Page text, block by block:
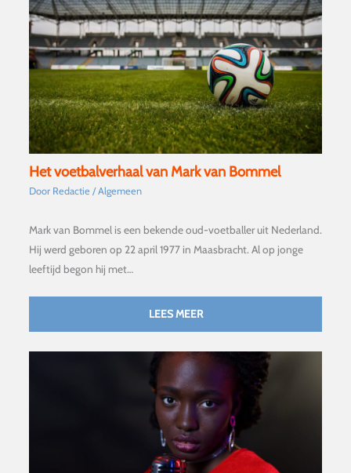
Het voetbalverhaal van Mark van Bommel
Door Redactie /Algemeen
Mark van Bommel is een bekende oud-voetballer uit Nederland.
Hij werd geboren op 22 april 1977 in Maasbracht. Al op jonge
leeftijd begon hij met…
LEES MEER